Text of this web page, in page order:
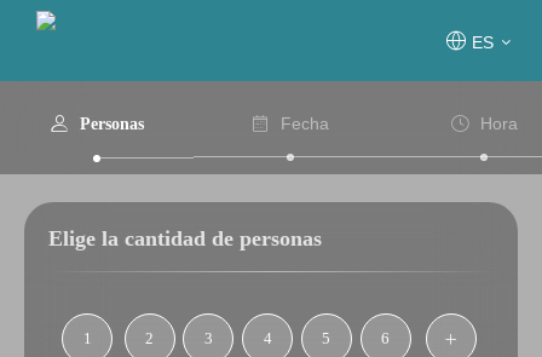
ES
Personas Fecha Hora
Elige la cantidad de personas
1 2 3 4 5 6